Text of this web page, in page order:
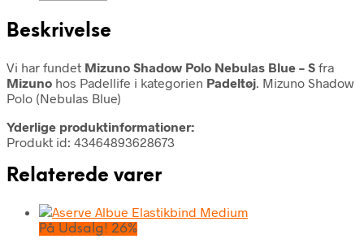
Beskrivelse
Vi har fundet Mizuno Shadow Polo Nebulas Blue – S fra
Mizuno hos Padellife i kategorien Padeltøj. Mizuno Shadow
Polo (Nebulas Blue)
Yderlige produktinformationer:
Produkt id: 43464893628673
Relaterede varer
På Udsalg! 26%